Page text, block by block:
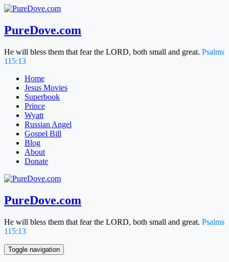
Skip
content
PureDove.com
He will bless them that fear the LORD, both small and great. Psalms
115:13
Home
Jesus Movies
Superbook
Prince
Wyatt
Russian Angel
Gospel Bill
Blog
About
Donate
PureDove.com
He will bless them that fear the LORD, both small and great. Psalms
115:13
Toggle navigation